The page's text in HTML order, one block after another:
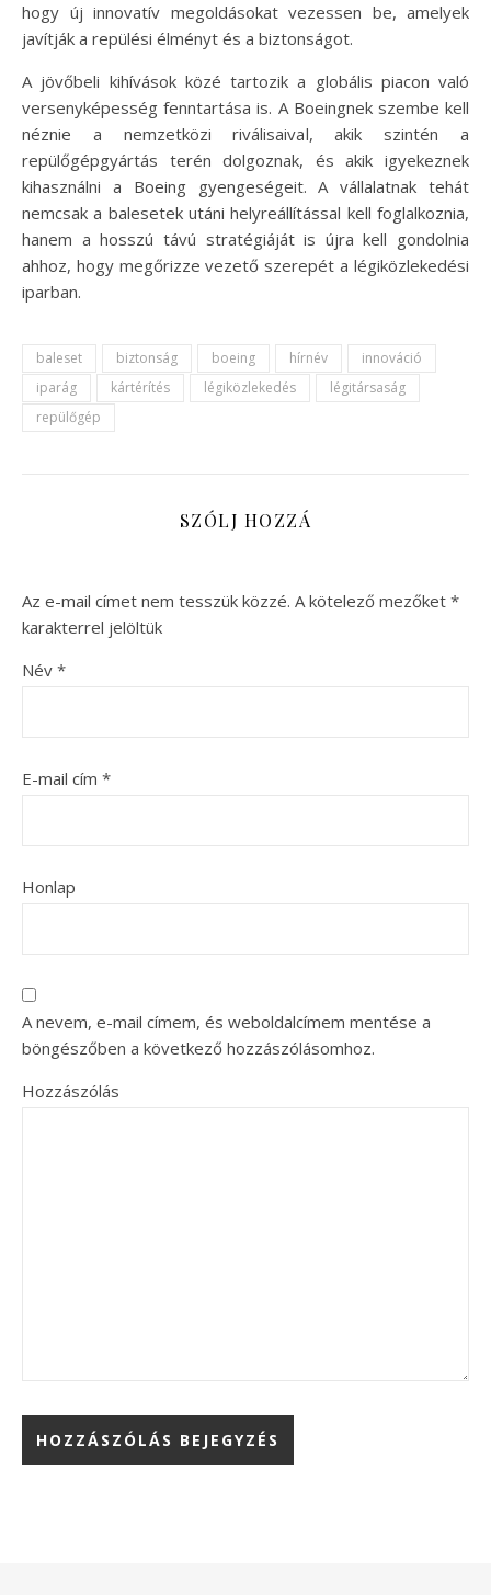
hogy új innovatív megoldásokat vezessen be, amelyek
javítják a repülési élményt és a biztonságot.
A jövőbeli kihívások közé tartozik a globális piacon való
versenyképesség fenntartása is. A Boeingnek szembe kell
néznie a nemzetközi riválisaival, akik szintén a
repülőgépgyártás terén dolgoznak, és akik igyekeznek
kihasználni a Boeing gyengeségeit. A vállalatnak tehát
nemcsak a balesetek utáni helyreállítással kell foglalkoznia,
hanem a hosszú távú stratégiáját is újra kell gondolnia
ahhoz, hogy megőrizze vezető szerepét a légiközlekedési
iparban.
baleset biztonság boeing hírnév
innováció
iparág
kártérítés légiközlekedés
légitársaság
repülőgép
SZÓLJ HOZZÁ
Az e-mail címet nem tesszük közzé. A kötelező mezőket *
karakterrel jelöltük
Név *
E-mail cím *
Honlap
A nevem, e-mail címem, és weboldalcímem mentése a
böngészőben a következő hozzászólásomhoz.
Hozzászólás